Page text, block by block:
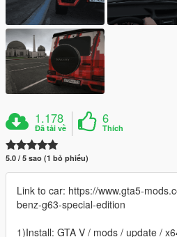
1.178
Đã tải về
6
Thích
5.0 / 5 sao (1 bỏ phiếu)
Link to car: https://www.gta5-
benz-g63-special-edition
1)Install: GTA V / mods / update /